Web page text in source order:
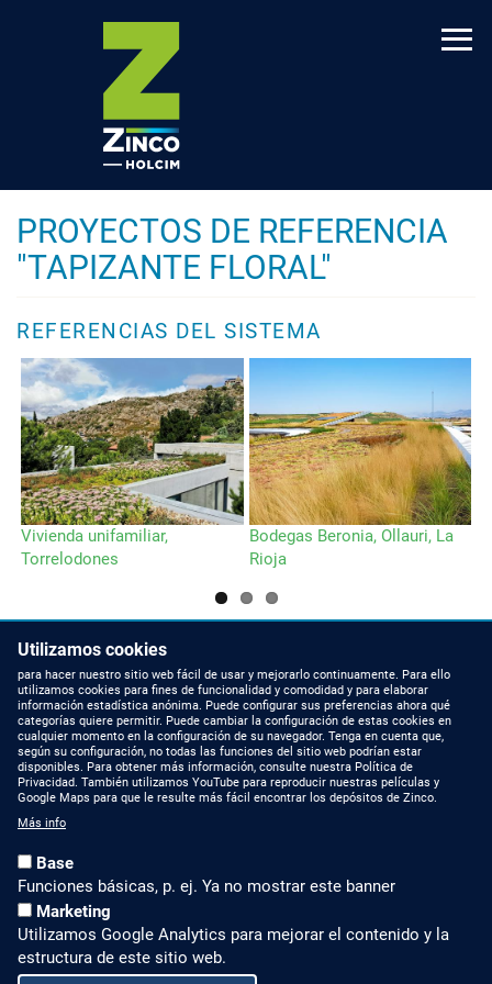
PROYECTOS DE REFERENCIA
"TAPIZANTE FLORAL"
REFERENCIAS DEL SISTEMA
Vivienda unifamiliar,
Torrelodones
Bodegas Beronia, Ollauri, La
Rioja
NOVEDADES
Blog
LinkedIn
CONTACTAR CON
NOSOTROS
Contáctenos
Teléfono +49 7022 6003-
latam.com
CUBIERTAS VERDES
Preguntas frecuentes
AVISO LEGAL Y MAPA WEB
Utilizamos cookies
para hacer nuestro sitio web fácil de usar y mejorarlo continuamente. Para ello
utilizamos cookies para fines de funcionalidad y comodidad y para elaborar
información estadística anónima. Puede configurar sus preferencias ahora qué
categorías quiere permitir. Puede cambiar la configuración de estas cookies en
cualquier momento en la configuración de su navegador. Tenga en cuenta que,
según su configuración, no todas las funciones del sitio web podrían estar
disponibles. Para obtener más información, consulte nuestra Política de
Privacidad. También utilizamos YouTube para reproducir nuestras películas y
Google Maps para que le resulte más fácil encontrar los depósitos de Zinco.
Más info
Base
Funciones básicas, p. ej. Ya no mostrar este banner
Marketing
Utilizamos Google Analytics para mejorar el contenido y la
estructura de este sitio web.